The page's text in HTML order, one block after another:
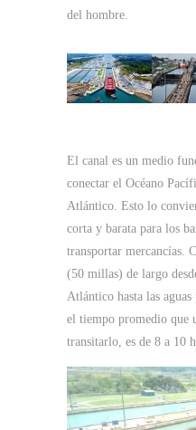
del hombre.
El canal es un medio
conectar el Océano
Atlántico. Esto lo
corta y barata para los
transportar mercancías.
(50 millas) de largo
Atlántico hasta las
el tiempo promedio que
transitarlo, es de 8 a 10